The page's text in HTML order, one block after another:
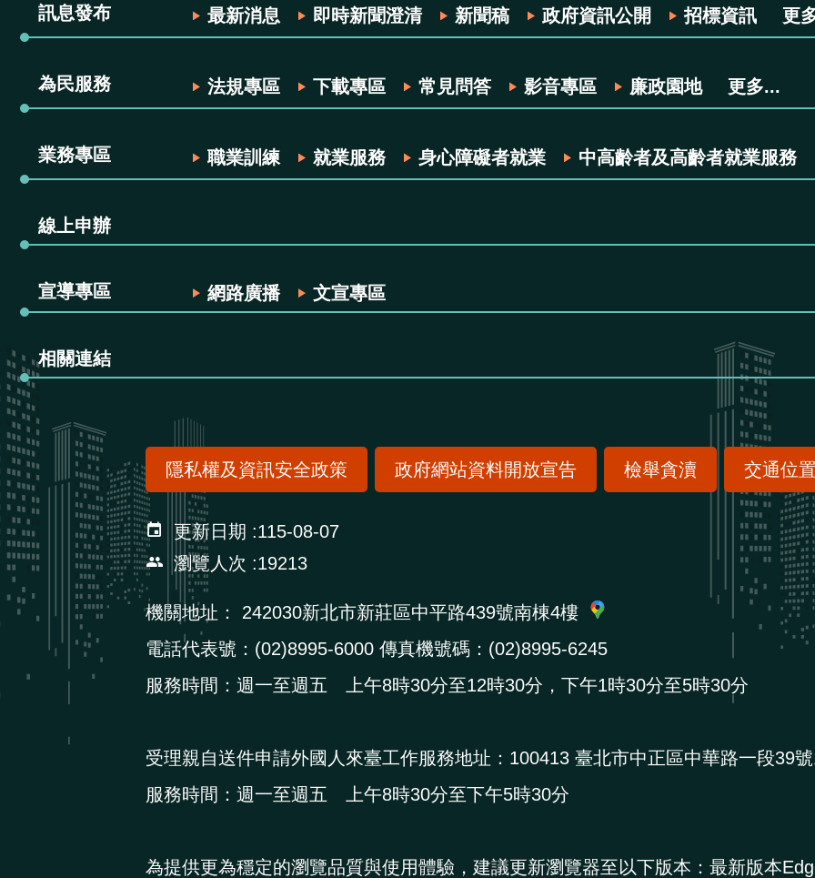
訊息發布 最新消息 即時新聞澄清 新聞稿 政府資訊公開 招標資訊 更
為民服務 法規專區 下載專區 常見問答 影音專區 廉政園地 更多...
業務專區 職業訓練 就業服務 身心障礙者就業 中高齡者及高齡者就業服務
線上申辦
宣導專區 網路廣播 文宣專區
相關連結
隱私權及資訊安全政策 政府網站資料開放宣告 檢舉貪瀆 交通位
更新日期
115-08-07
瀏覽人次
19213
機關地址：
242030新北市新莊區中平路439號南棟4樓
電話代表號：(02)8995-6000 傳真機號碼：(02)8995-6245
服務時間：週一至週五 上午8時30分至12時30分，下午1時30分至5時30分
受理親自送件申請外國人來臺工作服務地址： 100413 臺北市中正區中華路一段39
服務時間：週一至週五 上午8時30分至下午5時30分
為提供更為穩定的瀏覽品質與使用體驗，建議更新瀏覽器至以下版本：最新版本